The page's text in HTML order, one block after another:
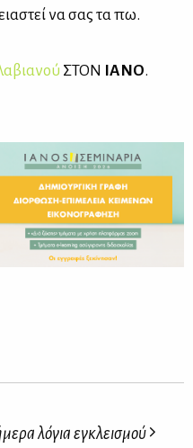
να σας τα πω.
ΣΤΟΝ ΙΑ­ΝΟ.
λόγια εγκλεισμού